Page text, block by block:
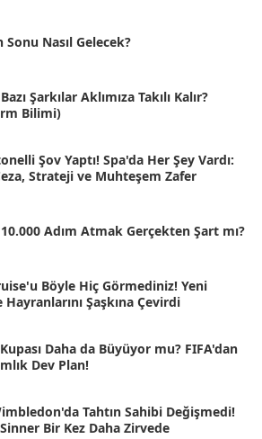
Sonu Nasıl Gelecek?
Şarkılar Aklımıza Takılı Kalır?
Bilimi)
Şov Yaptı! Spa'da Her Şey Vardı:
Strateji ve Muhteşem Zafer
Adım Atmak Gerçekten Şart mı?
Böyle Hiç Görmediniz! Yeni
Hayranlarını Şaşkına Çevirdi
Daha da Büyüyor mu? FIFA'dan
Dev Plan!
Tahtın Sahibi Değişmedi!
Bir Kez Daha Zirvede